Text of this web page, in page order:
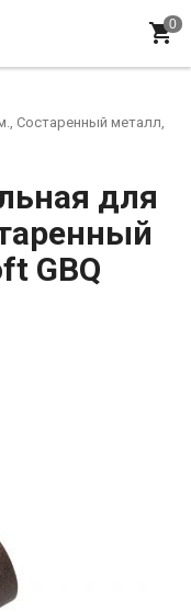
Состаренный металл,
для
GBQ